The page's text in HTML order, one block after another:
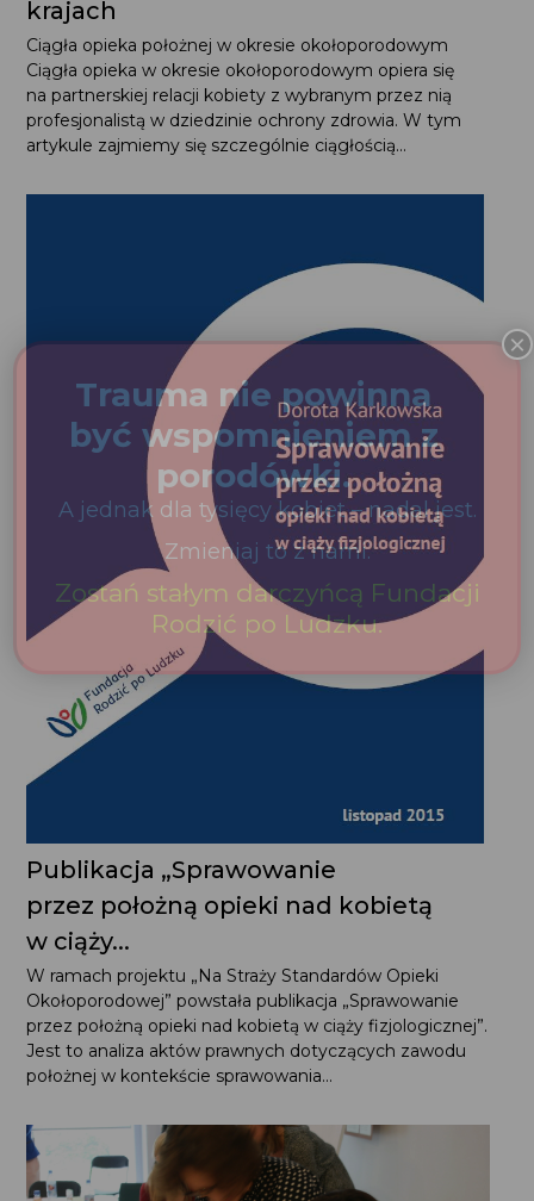
Ciągłość opieki położnej w innych
krajach
Ciągła opieka położnej w okresie okołoporodowym Ciągła
opieka w okresie okołoporodowym opiera się
na partnerskiej relacji kobiety z wybranym przez nią
profesjonalistą w dziedzinie ochrony zdrowia. W tym
Publikacja „Sprawowanie
przez położną opieki nad kobietą
w ciąży...
W ramach projektu „Na Straży Standardów Opieki
Okołoporodowej” powstała publikacja „Sprawowanie
przez położną opieki nad kobietą w ciąży fizjologicznej”.
położnej w kontekście sprawowania...